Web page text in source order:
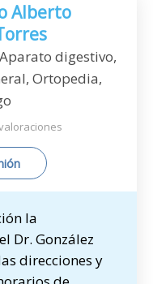
Alberto
digestivo,
Ortopedia,
la
Dr. González
direcciones y